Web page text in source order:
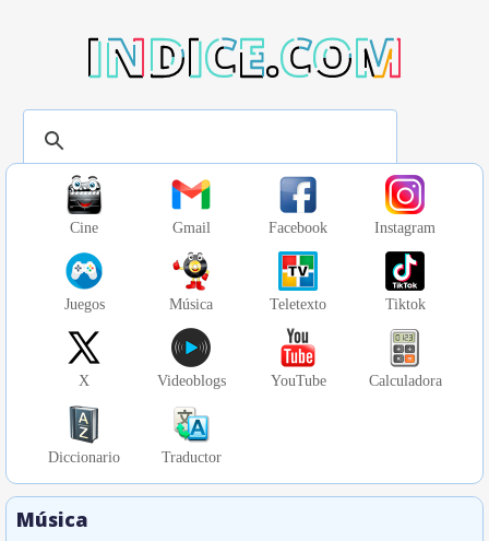
Cine Gmail Facebook Instagram
Juegos Música Teletexto Tiktok
X Videoblogs YouTube Calculadora
Diccionario Traductor
Música